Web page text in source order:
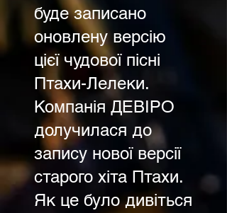
буде записано
оновлену версію
цієї чудової пісні
Птахи-Лелеки.
Компанія ДЕВІРО
долучилася до
запису нової версії
старого хіта Птахи.
Як це було дивіться